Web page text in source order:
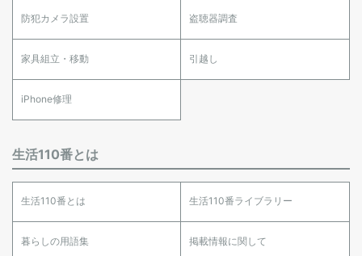
防犯カメラ設置 盗聴器調査
家具組立・移動 引越し
iPhone修理
生活110番とは
生活110番とは 生活110番ライブラリー
暮らしの用語集 掲載情報に関して